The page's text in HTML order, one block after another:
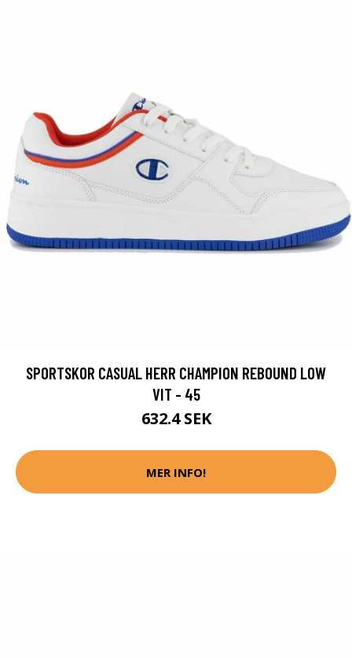
SPORTSKOR CASUAL HERR CHAMPION REBOUND LOW
VIT - 45
632.4 SEK
MER INFO!